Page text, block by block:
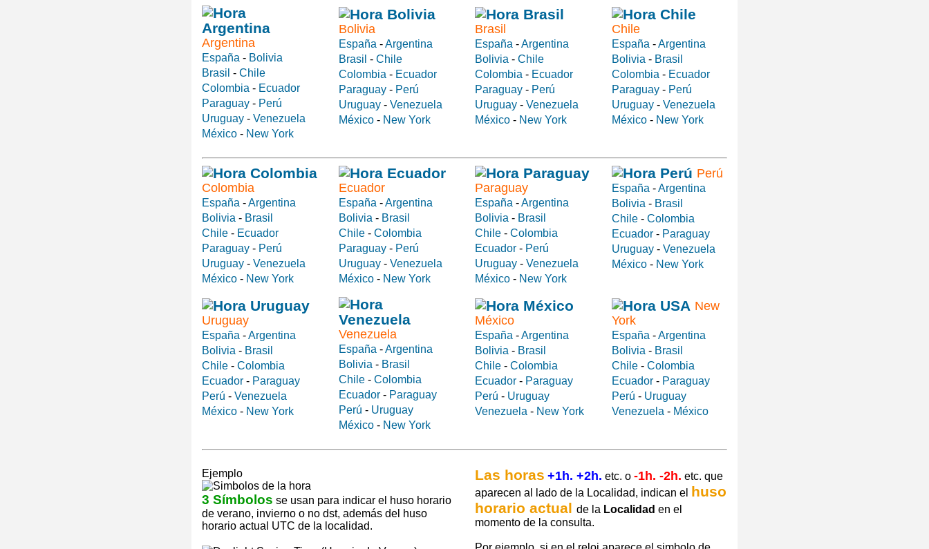
Argentina
España - Bolivia
Brasil - Chile
Colombia - Ecuador
Paraguay - Perú
Uruguay - Venezuela
México - New York
Bolivia
España -Argentina
Brasil - Chile
Colombia - Ecuador
Paraguay- Perú
Uruguay- Venezuela
México- New York
Brasil
España -Argentina
Bolivia - Chile
Colombia - Ecuador
Paraguay - Perú
Uruguay - Venezuela
México - New York
Chile
España -Argentina
Bolivia - Brasil
Colombia - Ecuador
Paraguay- Perú
Uruguay- Venezuela
México- New York
Colombia
España -Argentina
Bolivia - Brasil
Chile - Ecuador
Paraguay - Perú
Uruguay - Venezuela
México - New York
Ecuador
España -Argentina
Bolivia - Brasil
Chile- Colombia
Paraguay- Perú
Uruguay- Venezuela
México- New York
Paraguay
España -Argentina
Bolivia - Brasil
Chile - Colombia
Ecuador - Perú
Uruguay - Venezuela
México - New York
Perú
España -Argentina
Bolivia - Brasil
Chile- Colombia
Ecuador- Paraguay
Uruguay- Venezuela
México- New York
Uruguay
España -Argentina
Bolivia - Brasil
Chile - Colombia
Ecuador - Paraguay
Perú - Venezuela
México - New York
Venezuela
España -Argentina
Bolivia - Brasil
Chile- Colombia
Ecuador- Paraguay
Perú - Uruguay
México- New York
México
España -Argentina
Bolivia - Brasil
Chile - Colombia
Ecuador - Paraguay
Perú - Uruguay
Venezuela - New York
New
York
España-Argentina
Bolivia- Brasil
Chile- Colombia
Ecuador- Paraguay
Perú - Uruguay
Venezuela- México
Ejemplo
3 Símbolos se usan para indicar el huso horario
de verano, invierno o no dst, además del huso
horario actual UTC de la localidad.
Las horas +1h. +2h. etc. o -1h. -2h. etc. que
aparecen al lado de la Localidad, indican el huso
horario actual de la Localidad en el
momento de la consulta.